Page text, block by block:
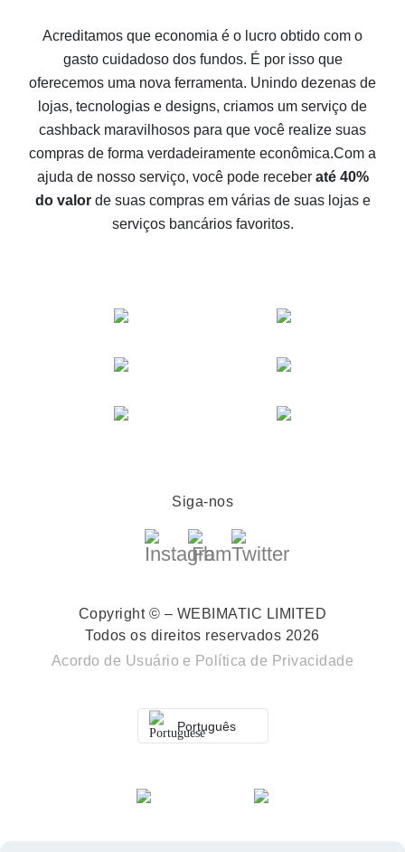
Aliexpress
Como receber cashback no Aliexpress - formas fáceis
de se obter cashback
10% de cashback no Aliexpress - o impossível é
possível
O melhor cashback no Aliexpress - como encontrá-lo
O melhor serviço de cashback para o Aliexpress -
vamos comparar ofertas
Acreditamos que economia é o lucro obtido com o
gasto cuidadoso dos fundos. É por isso que
oferecemos uma nova ferramenta. Unindo dezenas de
lojas, tecnologias e designs, criamos um serviço de
cashback maravilhosos para que você realize suas
compras de forma verdadeiramente econômica.Com a
ajuda de nosso serviço, você pode receber até 40%
do valorde suas compras em várias de suas lojas e
serviços bancários favoritos.
Siga-nos
Copyright © – WEBIMATIC LIMITED
Todos os direitos reservados 2026
Acordo de Usuário e Política de Privacidade
Português